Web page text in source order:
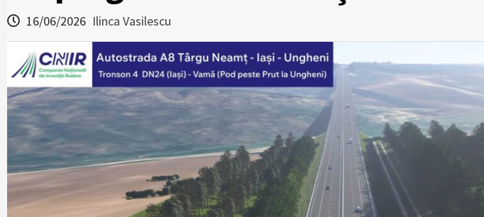
16/06/2026 Ilinca Vasilescu